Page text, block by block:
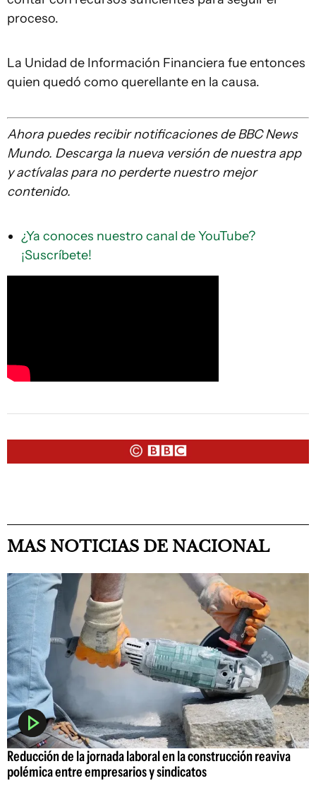
proceso.
La Unidad de Información Financiera fue entonces
quien quedó como querellante en la causa.
Ahora puedes recibir notificaciones de BBCNews
Mundo. Descarga la nueva versión de nuestra app
y actívalas para no perderte nuestro mejor
contenido.
¿Ya conoces nuestro canal de YouTube?
¡Suscríbete!
MAS NOTICIAS DE NACIONAL
Reducción de la jornada laboral en la construcción reaviva
polémica entre empresarios y sindicatos